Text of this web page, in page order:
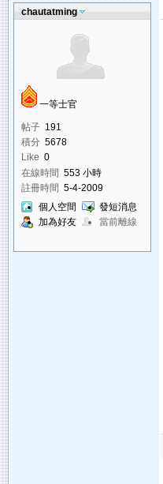
chautatming
一等士官
帖子 191
積分 5678
Like 0
在線時間 553 小時
註冊時間 5-4-2009
個人空間
發短消息
加為好友
當前離線